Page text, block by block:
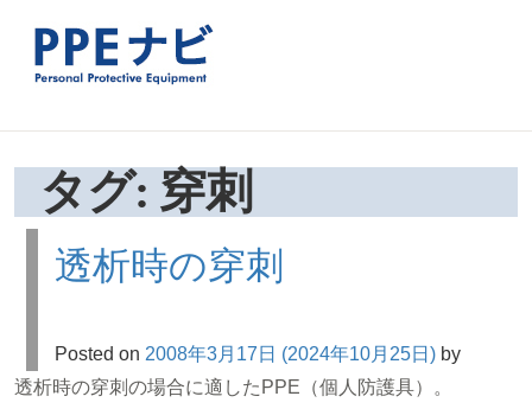
タグ: 穿刺
透析時の穿刺
Posted on 2008年3月17日 (2024年10月25日) by
透析時の穿刺の場合に適したPPE（個人防護具）。